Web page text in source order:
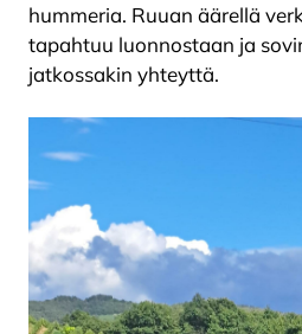
hummeria. Ruuan äärellä
tapahtuu luonnostaan ja
jatkossakin yhteyttä.